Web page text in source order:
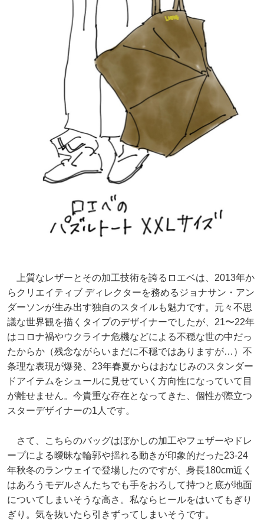
上質なレザーとその加工技術を誇るロエベは、2013年か
らクリエイティブ ディレクターを務めるジョナサン・アン
ダーソンが生み出す独自のスタイルも魅力です。元々不思
議な世界観を描くタイプのデザイナーでしたが、21〜22年
はコロナ禍やウクライナ危機などによる不穏な世の中だっ
たからか（残念ながらいまだに不穏ではありますが…）不
条理な表現が爆発、23年春夏からはおなじみのスタンダー
ドアイテムをシュールに見せていく方向性になっていて目
が離せません。今貴重な存在となってきた、個性が際立つ
スターデザイナーの1人です。
さて、こちらのバッグはぼかしの加工やフェザーやドレ
ープによる曖昧な輪郭や揺れる動きが印象的だった23-24
年秋冬のランウェイで登場したのですが、身長180cm近く
はあろうモデルさんたちでも手をおろして持つと底が地面
についてしまいそうな高さ。私ならヒールをはいてもぎり
ぎり。気を抜いたら引きずってしまいそうです。